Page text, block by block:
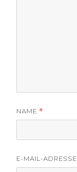
NAME *
E-MAIL-ADRESSE